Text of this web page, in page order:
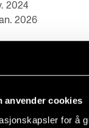
anvender cookies
for å
2024
2026
noe som er